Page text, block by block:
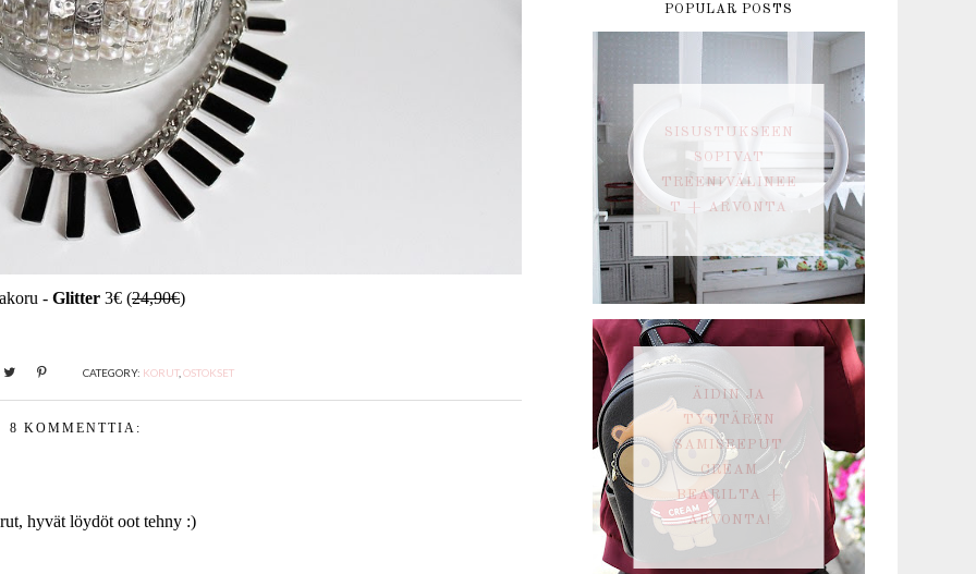
- Glitter 3€ (24,90€)
CATEGORY: KORUT,OSTOKSET
8 KOMMENTTIA:
hyvät löydöt oot tehny :)
POPULAR POSTS
SISUSTUKSEEN
SOPIVAT
TREENIVÄLINEE
T + ARVONTA
ÄIDIN JA
TYTTÄREN
SAMISREPUT
CREAM
BEARILTA +
ARVONTA!